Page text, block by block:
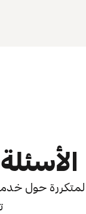
المتكررة حول